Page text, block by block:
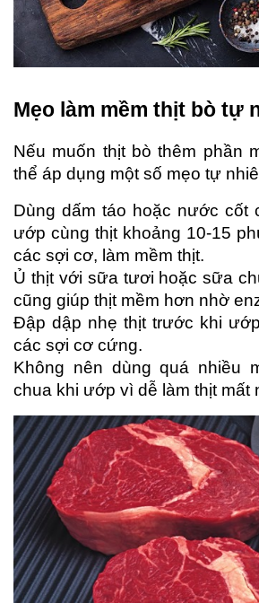
Mẹo làm mềm thịt bò tự
Nếu muốn thịt bò thêm phần
thể áp dụng một số mẹo tự
Dùng dấm táo hoặc nước cốt
ướp cùng thịt khoảng 10-15
các sợi cơ, làm mềm thịt.
Ủ thịt với sữa tươi hoặc sữa
cũng giúp thịt mềm hơn nhờ
Đập dập nhẹ thịt trước khi
các sợi cơ cứng.
Không nên dùng quá nhiều
chua khi ướp vì dễ làm thịt mất